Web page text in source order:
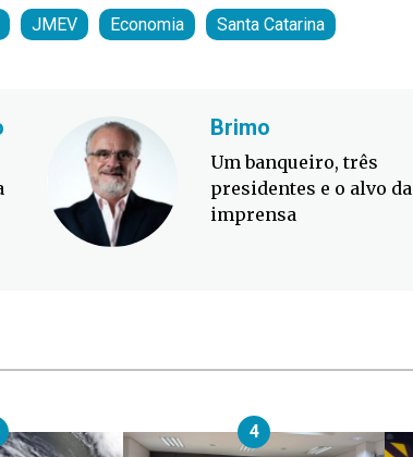
JMEV Economia Santa Catarina
Brimo
Um banqueiro, três
presidentes e o alvo da
imprensa
4